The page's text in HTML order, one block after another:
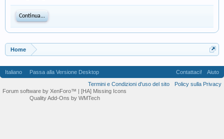
Continua...
Home
Italiano Passa alla Versione Desktop Contattaci!
Aiuto
Termini e Condizioni d'uso del sito
Policy sulla Privacy
Forum software by XenForo™ | [HA] Missing Icons
Quality Add-Ons by WMTech